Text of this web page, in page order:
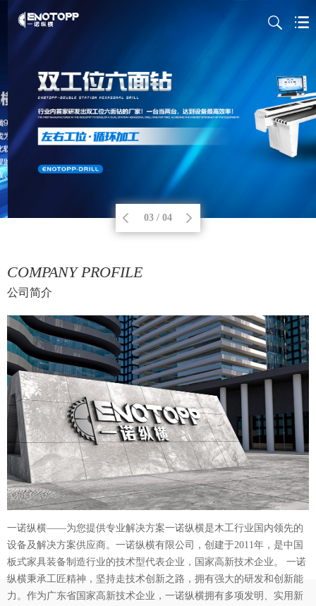
03 / 04
COMPANY PROFILE
公司简介
一诺纵横——为您提供专业解决方案一诺纵横是木工行业国内领先的
设备及解决方案供应商。一诺纵横有限公司，创建于2011年，是中国
板式家具装备制造行业的技术型代表企业，国家高新技术企业。 一诺
纵横秉承工匠精神，坚持走技术创新之路，拥有强大的研发和创新能
力。作为广东省国家高新技术企业，一诺纵横拥有多项发明、实用新